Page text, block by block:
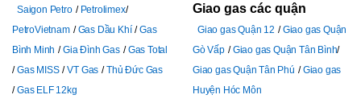
Saigon Petro
Petrolimex
PetroVietnam
Gas Dầu Khí
Gas
Bình Minh
Gia Đình Gas
Gas Total
Gas MISS
VT Gas
Thủ Đức Gas
Gas ELF 12kg
Giao gas các quận
Giao gas Quận 12
Giao gas Quận
Gò Vấp
Giao gas Quận Tân Bình
Giao gas Quận Tân Phú
Giao gas
Huyện Hóc Môn